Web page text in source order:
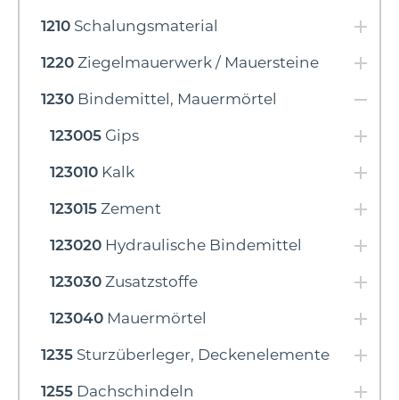
1210 Schalungsmaterial
1220 Ziegelmauerwerk / Mauersteine
1230 Bindemittel, Mauermörtel
123005 Gips
123010 Kalk
123015 Zement
123020 Hydraulische Bindemittel
123030 Zusatzstoffe
123040 Mauermörtel
1235 Sturzüberleger, Deckenelemente
1255 Dachschindeln